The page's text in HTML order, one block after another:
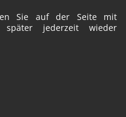
Sie auf der Seite mit
später jederzeit wieder